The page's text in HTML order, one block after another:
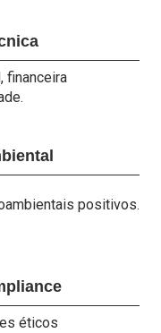
financeira
positivos.
éticos